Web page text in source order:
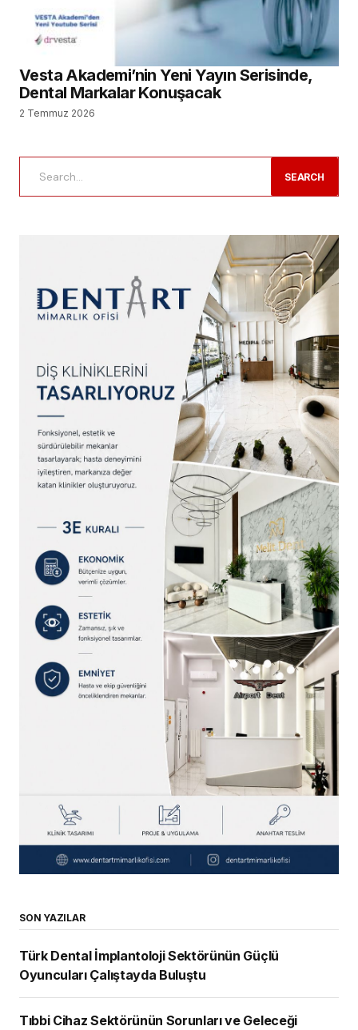
Vesta Akademi’nin Yeni Yayın Serisinde,
Dental Markalar Konuşacak
2 Temmuz 2026
SEARCH
SON YAZILAR
Türk Dental İmplantoloji Sektörünün Güçlü
Oyuncuları Çalıştayda Buluştu
Tıbbi Cihaz Sektörünün Sorunları ve Geleceği